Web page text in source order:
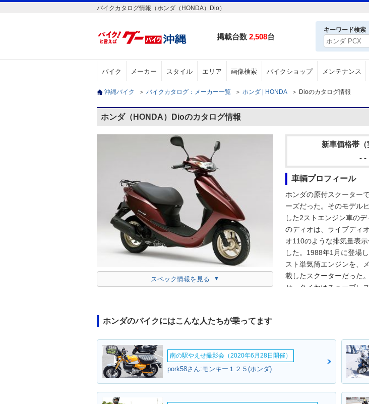
バイクカタログ情報（ホンダ（HONDA）Dio）
掲載台数 2,508台
キーワード検索
バイク メーカー スタイル エリア 画像検索 バイクショップ メンテナンス
沖縄バイク ＞ バイクカタログ：メーカー一覧 ＞ ホンダ | HONDA ＞ Dioのカタログ情報
ホンダ（HONDA）Dioのカタログ情報
スペック情報を見る
新車価格帯（
- -
車輌プロフィール
ホンダの原付スクーター
ーズだった。そのモデル
した2ストエンジン車の
のディオは、ライブディ
オ110のような排気量表
した。1988年1月に登場
スト単気筒エンジンを、
載したスクーターだった
せ、タイヤはチューブレ
時）のプライスタグを付
の4スト単気筒OHC49cc
年モデルでフューエルイ
ホンダのバイクにはこんな人たちが乗ってます
南の駅やえせ撮影会（2020年6月28日開催）
pork58さん:モンキー１２５(ホンダ)